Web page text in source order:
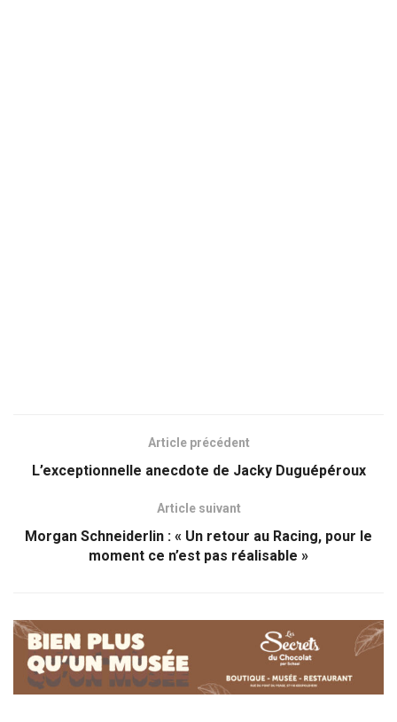
Article précédent
L’exceptionnelle anecdote de Jacky Duguépéroux
Article suivant
Morgan Schneiderlin : « Un retour au Racing, pour le
moment ce n’est pas réalisable »